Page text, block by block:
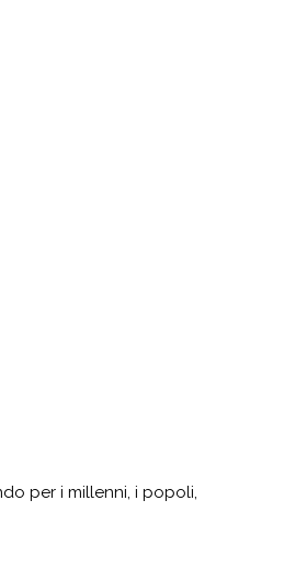
per i millenni, i popoli,